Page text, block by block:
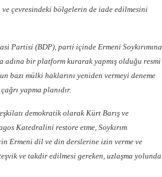
ve çevresindeki bölgelerin de iade edilmesini
Partisi (BDP), parti içinde Ermeni Soykırımına
adına bir platform kurarak yapmış olduğu resmi
bazı mülki haklarını yeniden vermeyi deneme
yapma planıdır.
demokratik olarak Kürt Barış ve
Katedralini restore etme, Soykırım
Ermeni dil ve din derslerine izin verme ve
ve takdir edilmesi gereken, uzlaşma yolunda